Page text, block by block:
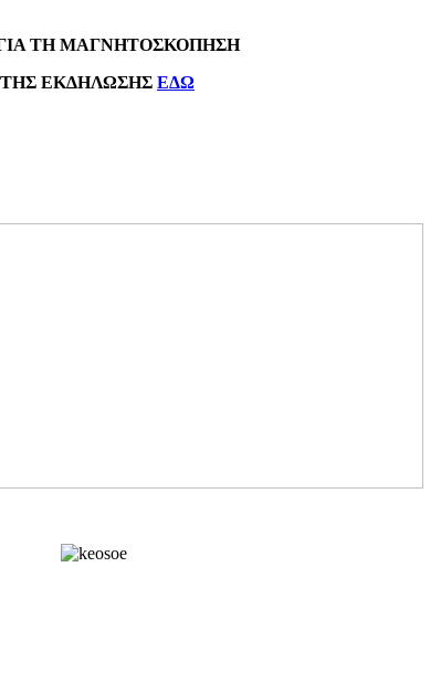
ΤΗ ΜΑΓΝΗΤΟΣΚΟΠΗΣΗ
ΕΚΔΗΛΩΣΗΣ ΕΔΩ